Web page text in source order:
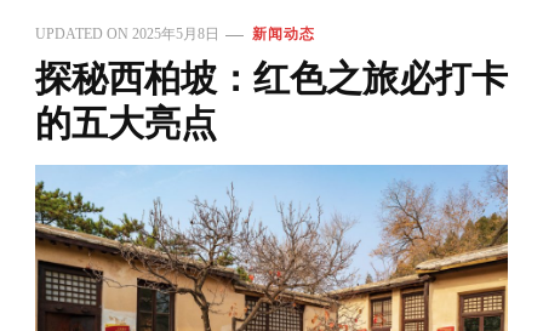
UPDATED ON 2025年5月8日 新闻动态
探秘西柏坡：红色之旅必打卡
的五大亮点